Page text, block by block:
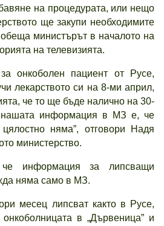
на процедурата, или нещо
ще закупи необходимите
обеща министърът в началото на
на телевизията.
онкоболен пациент от Русе,
лекарството си на 8-ми април,
че то ще бъде налично на 30-
информация в МЗ е, че
няма”, отговори Надя
министерство.
информация за липсващи
няма само в МЗ.
месец липсват както в Русе,
в „Дървеница” и